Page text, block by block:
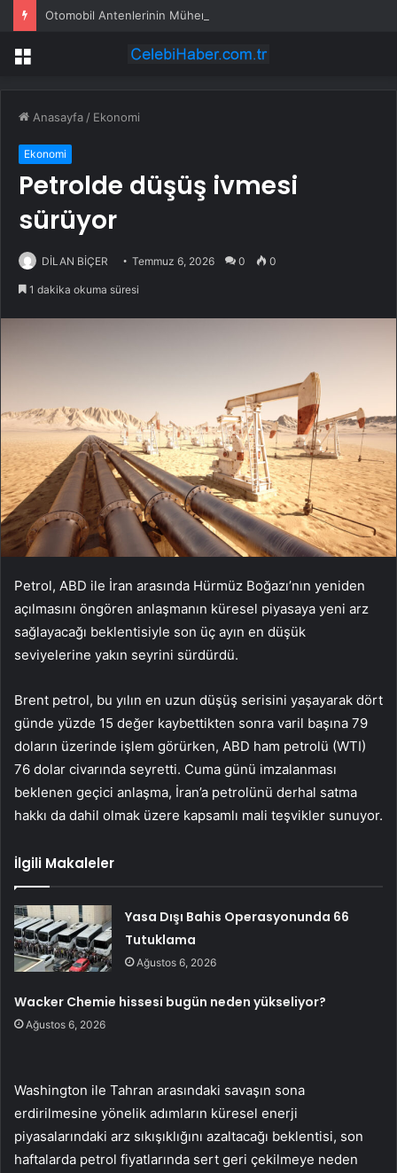
Otomobil Antenlerinin Mühendislik Sırrı
Menü
Anasayfa / Ekonomi
Ekonomi
Petrolde düşüş ivmesi
sürüyor
DİLAN BİÇER Temmuz 6, 2026 0 0
1 dakika okuma süresi
Petrol, ABD ile İran arasında Hürmüz Boğazı’nın yeniden
açılmasını öngören anlaşmanın küresel piyasaya yeni arz
sağlayacağı beklentisiyle son üç ayın en düşük
seviyelerine yakın seyrini sürdürdü.
Brent petrol, bu yılın en uzun düşüş serisini yaşayarak dört
günde yüzde 15 değer kaybettikten sonra varil başına 79
doların üzerinde işlem görürken, ABD ham petrolü (WTI)
76 dolar civarında seyretti. Cuma günü imzalanması
beklenen geçici anlaşma, İran’a petrolünü derhal satma
hakkı da dahil olmak üzere kapsamlı mali teşvikler sunuyor.
İlgili Makaleler
Yasa Dışı Bahis Operasyonunda 66
Tutuklama
Ağustos 6, 2026
Wacker Chemie hissesi bugün neden yükseliyor?
Ağustos 6, 2026
Washington ile Tahran arasındaki savaşın sona
erdirilmesine yönelik adımların küresel enerji
piyasalarındaki arz sıkışıklığını azaltacağı beklentisi, son
haftalarda petrol fiyatlarında sert geri çekilmeye neden